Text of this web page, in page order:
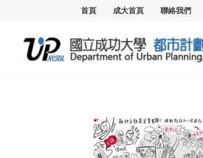
首頁 成大首頁 聯絡我們